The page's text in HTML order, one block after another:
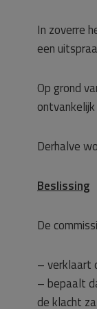
In zoverre
een
Op grond
Derhalve
Beslissing
De
– verklaart
– bepaalt
de klacht